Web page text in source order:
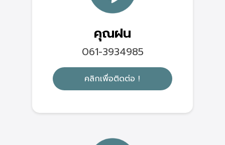
คุณฝน
061-3934985
คลิกเพื่อติดต่อ !